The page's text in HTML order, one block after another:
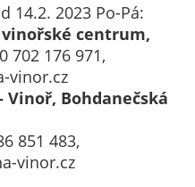
14.2. 2023 Po-Pá:
centrum,
702 176 971,
vinor.cz
Vinoř, Bohdanečská
851 483,
vinor.cz
těchto
cookies
zpracováváme
souhrnně, bez
použití
které ukazují
na konkrétní